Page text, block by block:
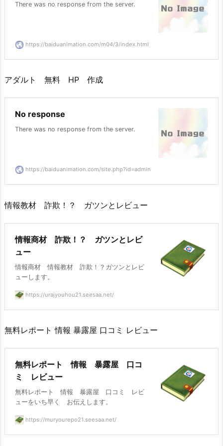
There was no response from the server.
https://baiduanimation.com/m04/3/index.html
アダルト 無料 HP 作成
No response
There was no response from the server.
https://baiduanimation.com/site.php?id=admin
情報教材 詐欺！？ ガツンとレビュー
情報商材 詐欺！？ ガツンとレビ
ュー
情報商材 情報教材 詐欺！？ガツンとレビ
ューします。
https://urajyouhou21.seesaa.net/
無料レポート 情報 暴露屋 口コミ レビュー
無料レポート 情報 暴露屋 口コ
ミ レビュー
無料レポート 情報 暴露屋 口コミ レビ
ューをいち早く お伝えします。
https://muryourepo21.seesaa.net/